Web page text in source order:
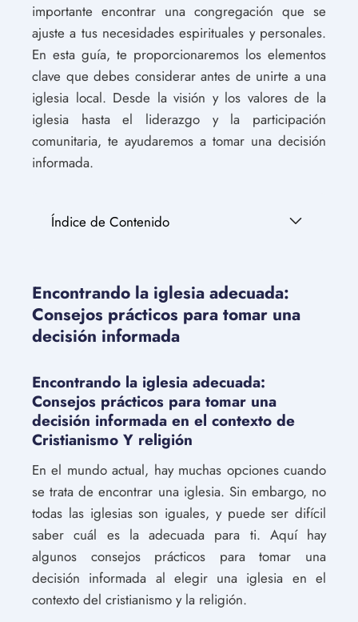
importante encontrar una congregación que se
ajuste a tus necesidades espirituales y personales.
En esta guía, te proporcionaremos los elementos
clave que debes considerar antes de unirte a una
iglesia local. Desde la visión y los valores de la
iglesia hasta el liderazgo y la participación
comunitaria, te ayudaremos a tomar una decisión
informada.
Índice de Contenido
Encontrando la iglesia adecuada:
Consejos prácticos para tomar una
decisión informada
Encontrando la iglesia adecuada:
Consejos prácticos para tomar una
decisión informada en el contexto de
Cristianismo Y religión
En el mundo actual, hay muchas opciones cuando
se trata de encontrar una iglesia. Sin embargo, no
todas las iglesias son iguales, y puede ser difícil
saber cuál es la adecuada para ti. Aquí hay
algunos consejos prácticos para tomar una
decisión informada al elegir una iglesia en el
contexto del cristianismo y la religión.